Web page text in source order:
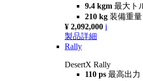
9.4 kgm 最大ト
210 kg 装備重量
¥ 2,092,000 i
製品詳細
Rally
DesertX Rally
110 ps 最高出力